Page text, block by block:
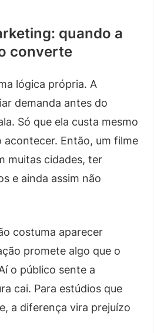
quando a
converte
lógica própria. A
demanda antes do
Só que ela custa mesmo
acontecer. Então, um filme
muitas cidades, ter
e ainda assim não
costuma aparecer
promete algo que o
o público sente a
cai. Para estúdios que
a diferença vira prejuízo